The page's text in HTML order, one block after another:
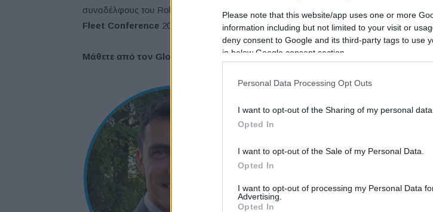
Please note that this website/app uses one or more
information including but not limited to your visit or
deny consent to Google and its third-party tags to use
in below Google consent section.
Personal Data Processing Opt Outs
I want to opt-out of the Sharing of my personal data.
Opted In
I want to opt-out of the Sale of my Personal Data.
Opted In
I want to opt-out of processing my Personal Data
Advertising.
Opted In
συναδέλφους του Robert Hitchcock (G4S), Michael Cuzzo (IBM) και Mark Peabody
Fleet Conference 2021 πραγματοποιείται στις 12 Μαΐου.
Μάθετε από τον Global Fleet Manager of the Year
Ο Jean-Philippe Caraës
θεμέλια της νικηφόρας στρατηγικής
σχέση με την περιφερειακή και